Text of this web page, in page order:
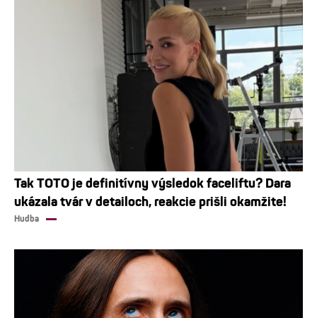
Tak TOTO je definitívny výsledok faceliftu? Dara
ukázala tvár v detailoch, reakcie prišli okamžite!
Hudba